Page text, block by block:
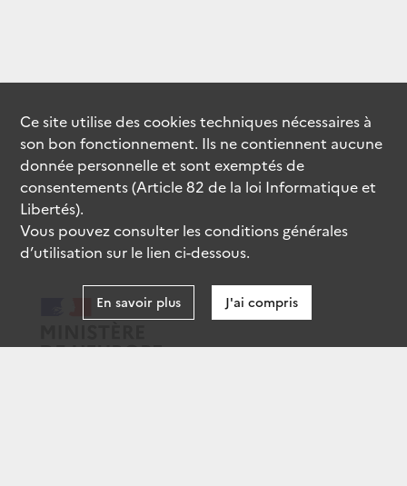
Ce site utilise descookiestechniques nécessaires à
son bon fonctionnement. Ils ne contiennent aucune
donnée personnelle et sont exemptés de
consentements (Article 82 de la loi Informatique et
Libertés).
Vous pouvez consulter les conditions générales
d’utilisation sur le lien ci-dessous.
En savoir plus J'ai compris